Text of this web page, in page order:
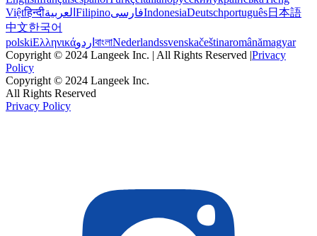
Việtहिन्दीالعربية FilipinoفارسیIndonesiaDeutschportuguês日本語
中文한국어
polskiΕλληνικάاردو বাংলাNederlandssvenskačeštinaromânămagyar
Copyright © 2024 Langeek Inc. | All Rights Reserved |Privacy
Policy
Copyright © 2024 Langeek Inc.
All Rights Reserved
Privacy Policy